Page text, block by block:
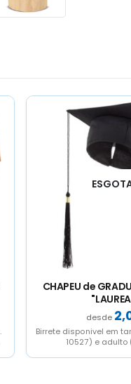
ESPEJO
Cada peça se serve